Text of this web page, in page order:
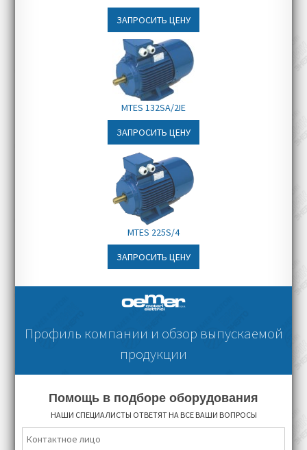
винты из нержавеющей стали
Всегда в наличии:4-
полюсные электродвигатели с
размерами на 355 мм, и монтажным
исполнением - B3, B5
Срок доставки:в зависимости от
уровня оснащения и наличия на
складе до 3 месяцев
ЗАПРОСИТЬ ЦЕНУ
MTES 132SA/2IE
ЗАПРОСИТЬ ЦЕНУ
MTES 225S/4
ЗАПРОСИТЬ ЦЕНУ
Профиль компании и обзор выпускаемой
продукции
Помощь в подборе оборудования
НАШИ СПЕЦИАЛИСТЫ ОТВЕТЯТ НА ВСЕ ВАШИ ВОПРОСЫ